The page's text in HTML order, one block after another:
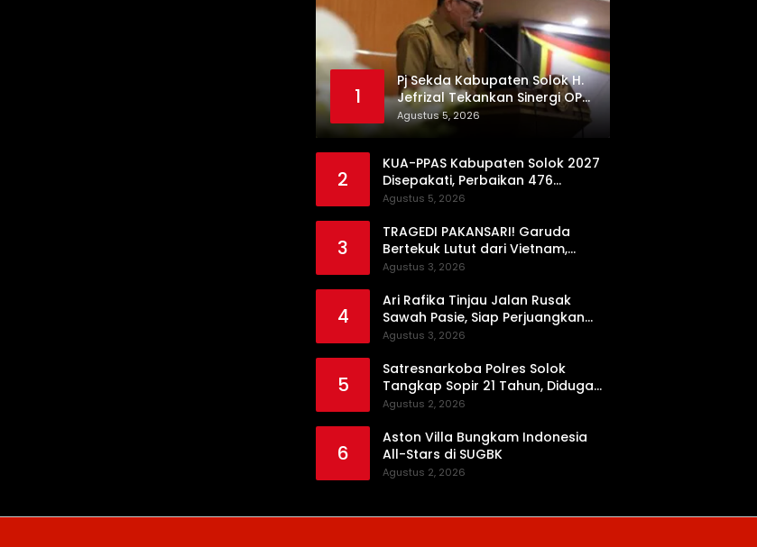
1
Pj Sekda Kabupaten Solok H.
Jefrizal Tekankan Sinergi OPD
demi Percepatan
Pembangunan Daerah
Agustus 5, 2026
2
KUA-PPAS Kabupaten Solok 2027
Disepakati, Perbaikan 476
Kilometer Jalan Rusak Jadi
Agustus 5, 2026
3
TRAGEDI PAKANSARI! Garuda
Bertekuk Lutut dari Vietnam,
Langkah ke Semifinal Kini di Ujung
Agustus 3, 2026
4
Ari Rafika Tinjau Jalan Rusak
Sawah Pasie, Siap Perjuangkan
Perbaikannya di DPRD
Agustus 3, 2026
5
Satresnarkoba Polres Solok
Tangkap Sopir 21 Tahun, Diduga
Kuasai Satu Paket Sabu di Kubung
Agustus 2, 2026
6
Aston Villa Bungkam Indonesia
All-Stars di SUGBK
Agustus 2, 2026